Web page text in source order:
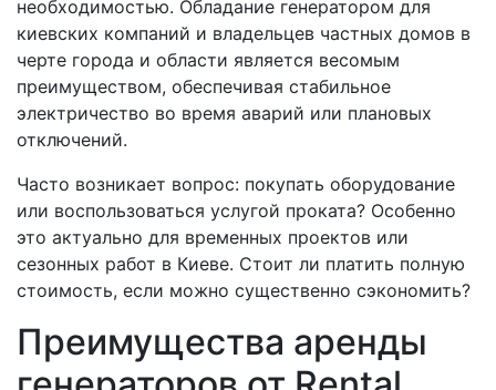
необходимостью. Обладание генератором для
киевских компаний и владельцев частных домов в
черте города и области является весомым
преимуществом, обеспечивая стабильное
электричество во время аварий или плановых
отключений.
Часто возникает вопрос: покупать оборудование
или воспользоваться услугой проката? Особенно
это актуально для временных проектов или
сезонных работ в Киеве. Стоит ли платить полную
стоимость, если можно существенно сэкономить?
Преимущества аренды